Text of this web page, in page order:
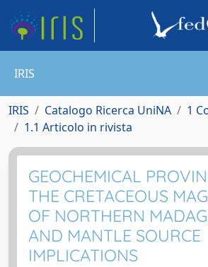
IRIS
IRIS Catalogo Ricerca UniNA
1
1.1 Articolo in rivista
GEOCHEMICAL
THE CRETACEOUS
OF NORTHERN
AND MANTLE SOURCE
IMPLICATIONS